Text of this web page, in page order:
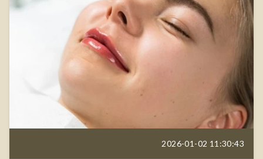
2026-01-02 11:30:43